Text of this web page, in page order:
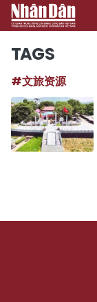
TAGS
#文旅资源